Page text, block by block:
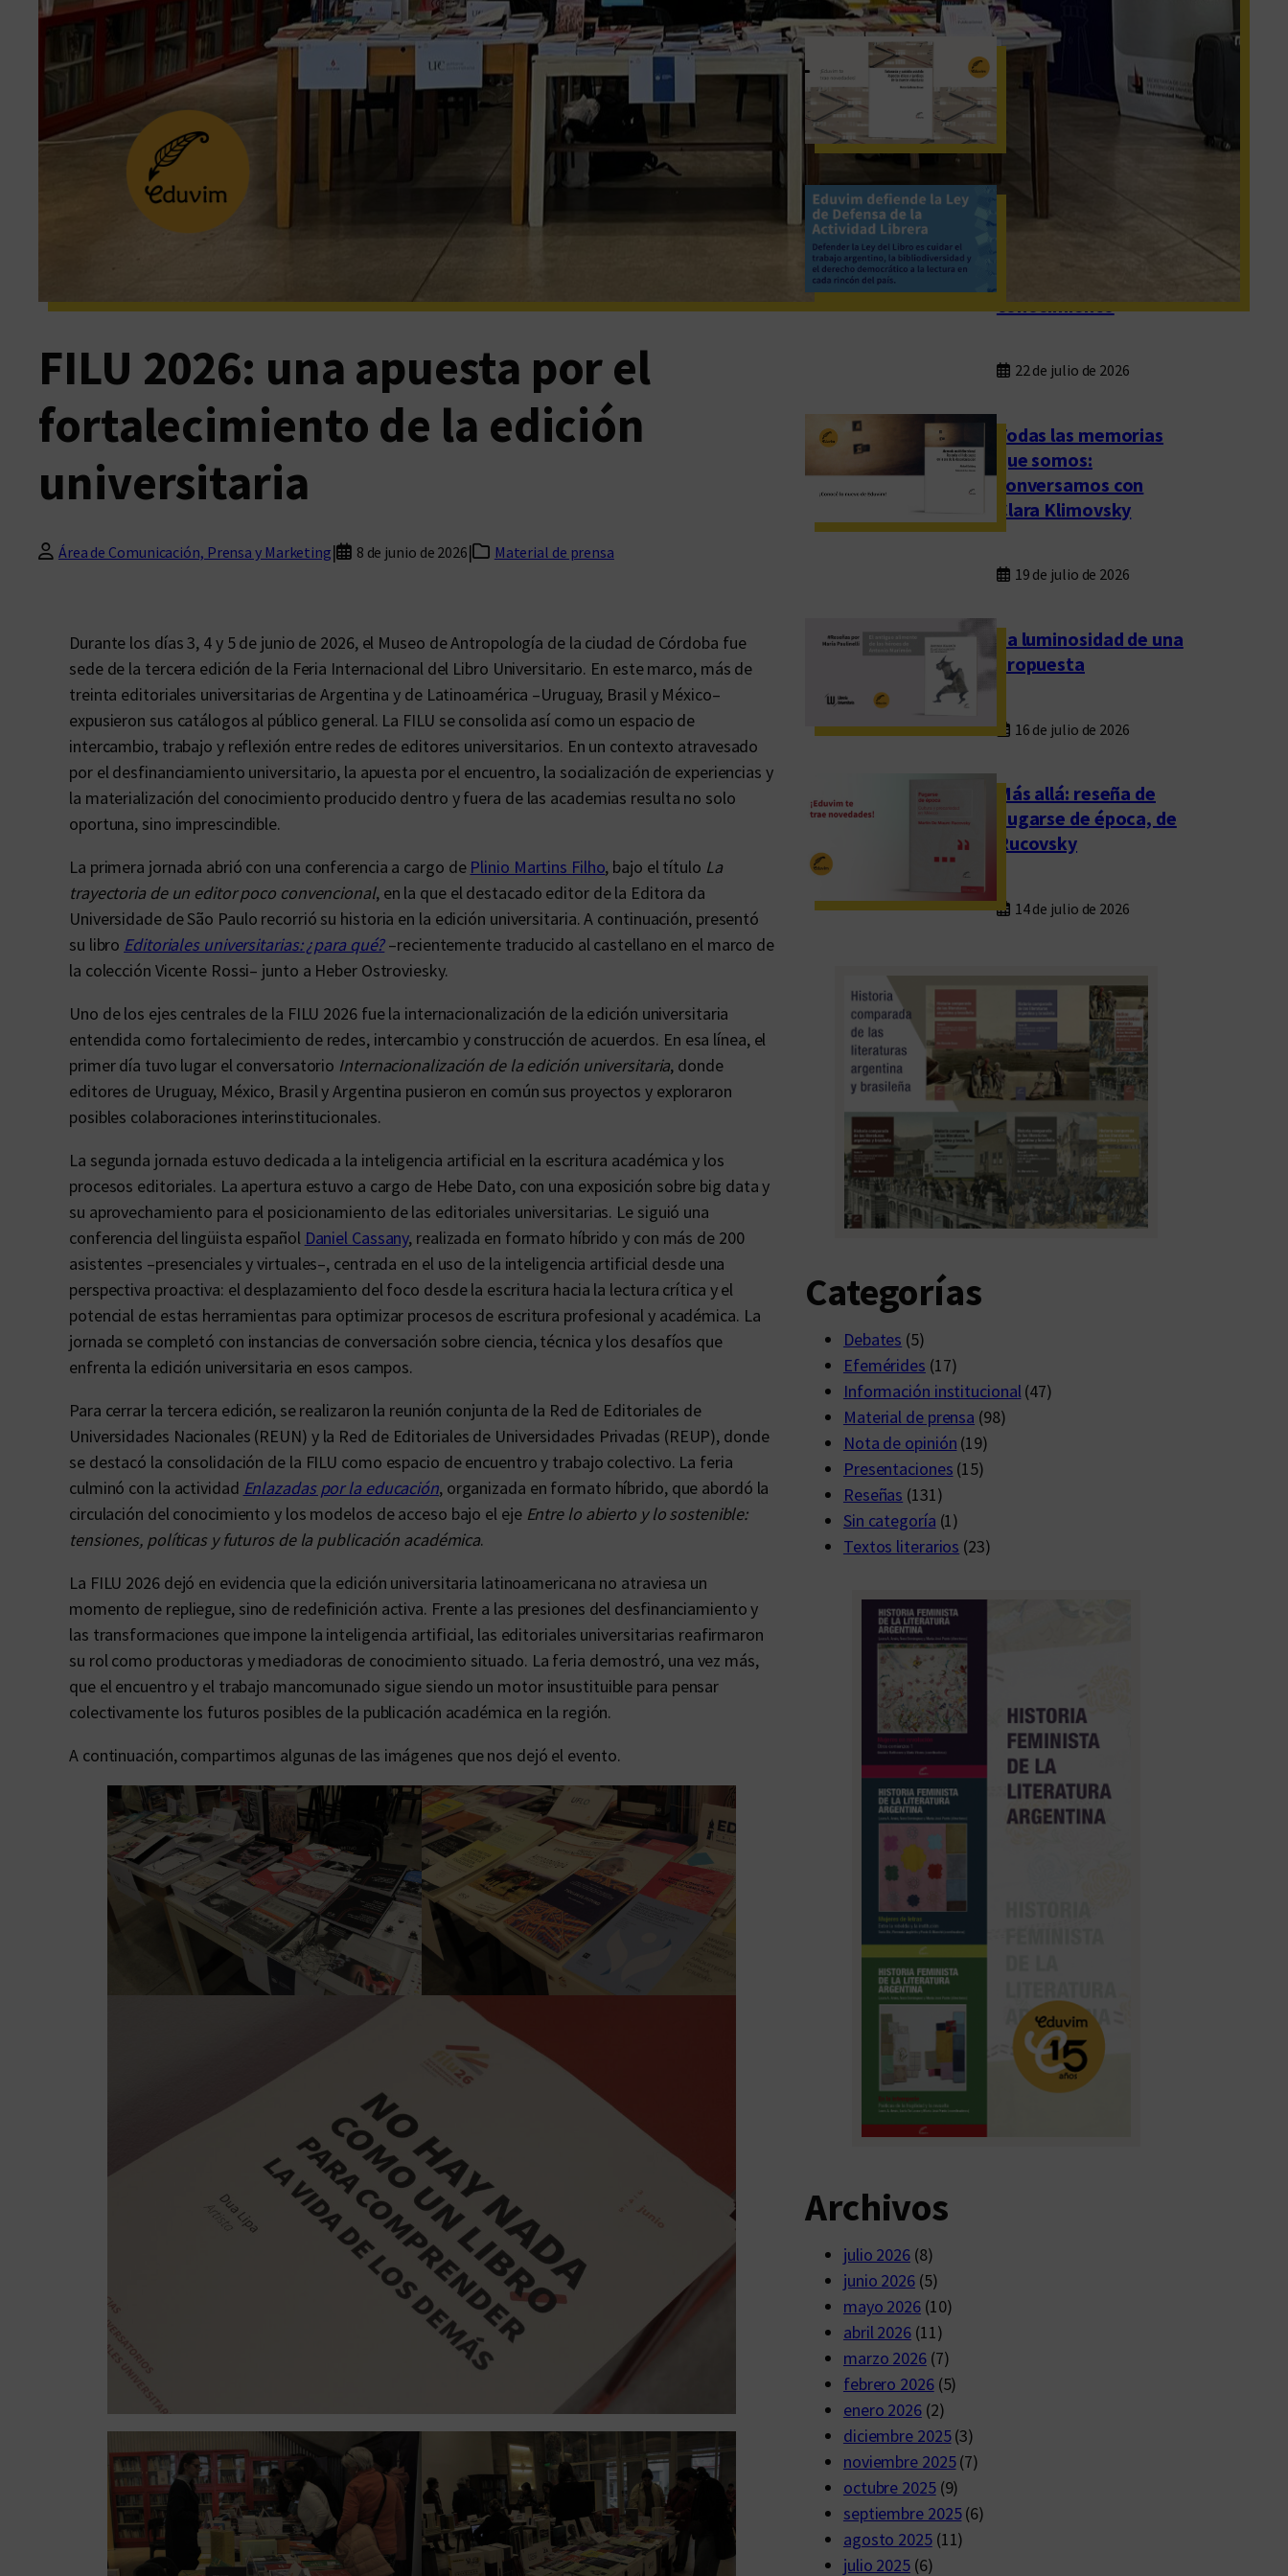
FILU 2026: una apuesta por el
fortalecimiento de la edición
universitaria
Área de Comunicación, Prensa y Marketing| 8 de junio de 2026| Material de prensa
Durante los días 3, 4 y 5 de junio de 2026, el Museo de Antropología de la ciudad de Córdoba fue
sede de la tercera edición de la Feria Internacional del Libro Universitario. En este marco, más de
treinta editoriales universitarias de Argentina y de Latinoamérica –Uruguay, Brasil y México–
expusieron sus catálogos al público general. La FILU se consolida así como un espacio de
intercambio, trabajo y reflexión entre redes de editores universitarios. En un contexto atravesado
por el desfinanciamiento universitario, la apuesta por el encuentro, la socialización de experiencias y
la materialización del conocimiento producido dentro y fuera de las academias resulta no solo
oportuna, sino imprescindible.
La primera jornada abrió con una conferencia a cargo de Plinio Martins Filho, bajo el título La
trayectoria de un editor poco convencional, en la que el destacado editor de la Editora da
Universidade de São Paulo recorrió su historia en la edición universitaria. A continuación, presentó
su libro Editoriales universitarias: ¿para qué?–recientemente traducido al castellano en el marco de
la colección Vicente Rossi– junto a Heber Ostroviesky.
Uno de los ejes centrales de la FILU 2026 fue la internacionalización de la edición universitaria
entendida como fortalecimiento de redes, intercambio y construcción de acuerdos. En esa línea, el
primer día tuvo lugar el conversatorio Internacionalización de la edición universitaria, donde
editores de Uruguay, México, Brasil y Argentina pusieron en común sus proyectos y exploraron
posibles colaboraciones interinstitucionales.
La segunda jornada estuvo dedicada a la inteligencia artificial en la escritura académica y los
procesos editoriales. La apertura estuvo a cargo de Hebe Dato, con una exposición sobre big data y
su aprovechamiento para el posicionamiento de las editoriales universitarias. Le siguió una
conferencia del lingüista español Daniel Cassany, realizada en formato híbrido y con más de 200
asistentes –presenciales y virtuales–, centrada en el uso de la inteligencia artificial desde una
perspectiva proactiva: el desplazamiento del foco desde la escritura hacia la lectura crítica y el
potencial de estas herramientas para optimizar procesos de escritura profesional y académica. La
jornada se completó con instancias de conversación sobre ciencia, técnica y los desafíos que
enfrenta la edición universitaria en esos campos.
Para cerrar la tercera edición, se realizaron la reunión conjunta de la Red de Editoriales de
Universidades Nacionales (REUN) y la Red de Editoriales de Universidades Privadas (REUP), donde
se destacó la consolidación de la FILU como espacio de encuentro y trabajo colectivo. La feria
culminó con la actividad Enlazadas por la educación, organizada en formato híbrido, que abordó la
circulación del conocimiento y los modelos de acceso bajo el eje Entre lo abierto y lo sostenible:
tensiones, políticas y futuros de la publicación académica.
La FILU 2026 dejó en evidencia que la edición universitaria latinoamericana no atraviesa un
momento de repliegue, sino de redefinición activa. Frente a las presiones del desfinanciamiento y
las transformaciones que impone la inteligencia artificial, las editoriales universitarias reafirmaron
su rol como productoras y mediadoras de conocimiento situado. La feria demostró, una vez más,
que el encuentro y el trabajo mancomunado sigue siendo un motor insustituible para pensar
colectivamente los futuros posibles de la publicación académica en la región.
A continuación, compartimos algunas de las imágenes que nos dejó el evento.
Acerca del buen morir
23 de julio de 2026
conocimiento
22 de julio de 2026
Todas las memorias
que somos:
conversamos con
Clara Klimovsky
19 de julio de 2026
La luminosidad de una
propuesta
16 de julio de 2026
Más allá: reseña de
Fugarse de época, de
Rucovsky
14 de julio de 2026
Categorías
Debates (5)
Efemérides (17)
Información institucional(47)
Material de prensa (98)
Nota de opinión (19)
Presentaciones (15)
Reseñas (131)
Sin categoría (1)
Textos literarios (23)
Archivos
julio 2026(8)
junio 2026(5)
mayo 2026 (10)
abril 2026(11)
marzo 2026(7)
febrero 2026(5)
enero 2026(2)
diciembre 2025(3)
noviembre 2025(7)
octubre 2025(9)
septiembre 2025(6)
agosto 2025(11)
julio 2025(6)